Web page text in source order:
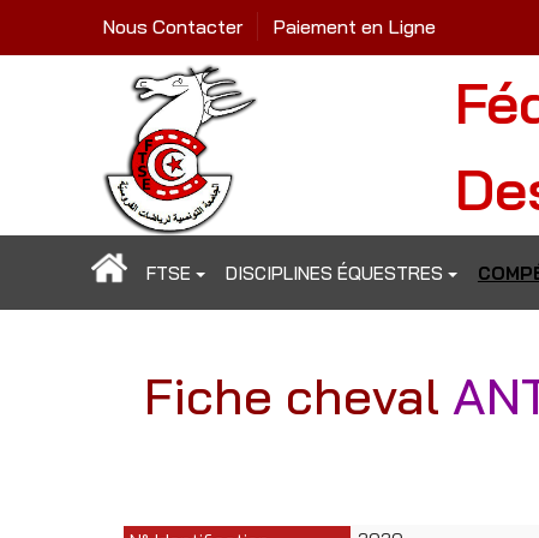
Nous Contacter Paiement en Ligne
FTSE DISCIPLINES ÉQUESTRES
Fiche cheval